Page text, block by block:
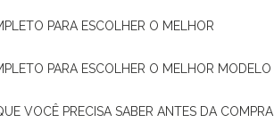
PARA ESCOLHER O MELHOR
PARA ESCOLHER O MELHOR MODELO
VOCÊ PRECISA SABER ANTES DA COMPRA